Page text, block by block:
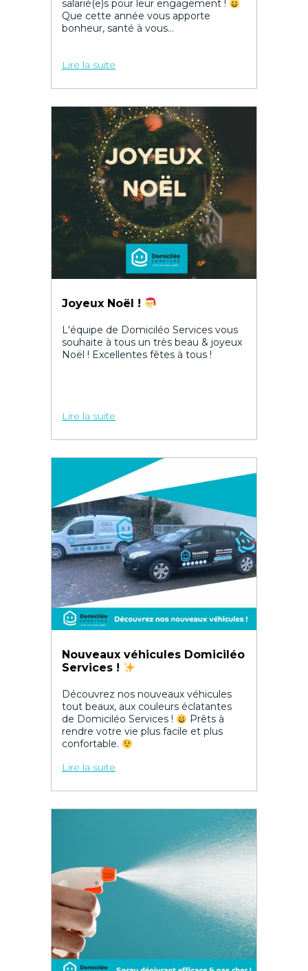
salarié(e)s pour leur engagement !
Que cette année vous apporte
bonheur, santé à vous...
Lire la suite
Joyeux Noël !
L'équipe de Domiciléo Services vous
souhaite à tous un très beau & joyeux
Noël ! Excellentes fêtes à tous !
Lire la suite
Nouveaux véhicules Domiciléo
Services !
Découvrez nos nouveaux véhicules
tout beaux, aux couleurs éclatantes
de Domiciléo Services !
Prêts à
rendre votre vie plus facile et plus
confortable.
Lire la suite